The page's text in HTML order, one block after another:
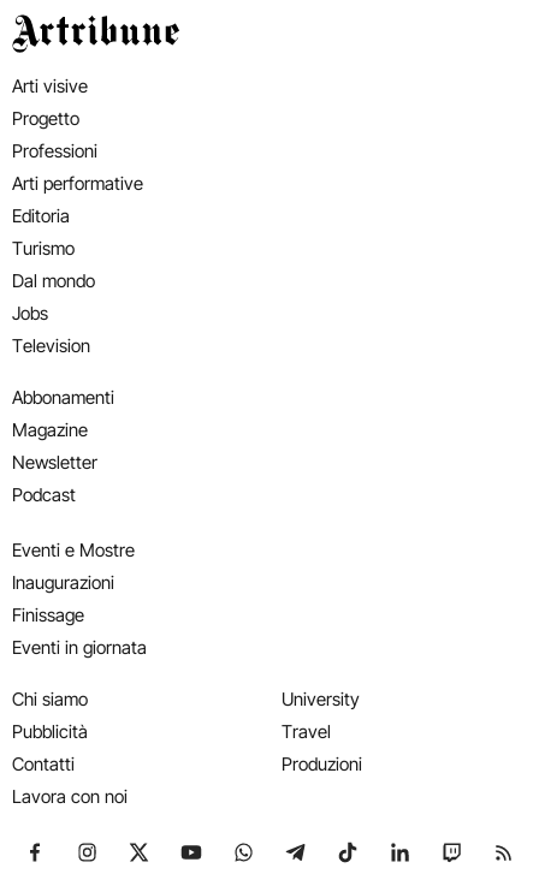
Artribune
Arti visive
Progetto
Professioni
Arti performative
Editoria
Turismo
Dal mondo
Jobs
Television
Abbonamenti
Magazine
Newsletter
Podcast
Eventi e Mostre
Inaugurazioni
Finissage
Eventi in giornata
Chi siamo
Pubblicità
Contatti
Lavora con noi
University
Travel
Produzioni
Seguici su Facebook
Seguici su Instagram
Seguici su X
Seguici su YouTube
Seguici su WhatsApp
Seguici su Telegram
Seguici su TikTok
Seguici su
Seguici